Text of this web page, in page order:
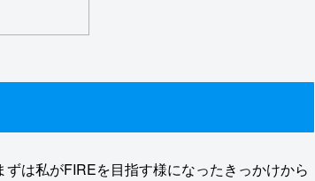
は私がFIREを目指す様になったきっかけから